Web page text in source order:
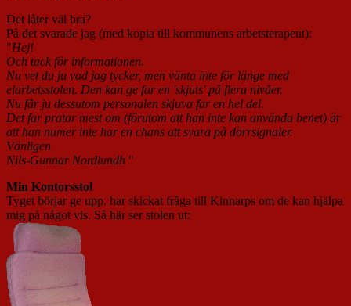
Det låter väl bra?
På det svarade jag (med kopia till kommunens arbetsterapeut):
"Hej!
Och tack för informationen.
Nu vet du ju vad jag tycker, men vänta inte för länge med
elarbetsstolen. Den kan ge far en 'skjuts' på flera nivåer.
Nu får ju dessutom personalen skjuva far en hel del.
Det far pratar mest om (förutom att han inte kan använda benet) är
att han numer inte har en chans att svara på dörrsignaler.
Vänligen
Nils-Gunnar Nordlundh "
Min Kontorsstol
Tyget börjar ge upp. har skickat fråga till Kinnarps om de kan hjälpa
mig på något vis. Så här ser stolen ut: